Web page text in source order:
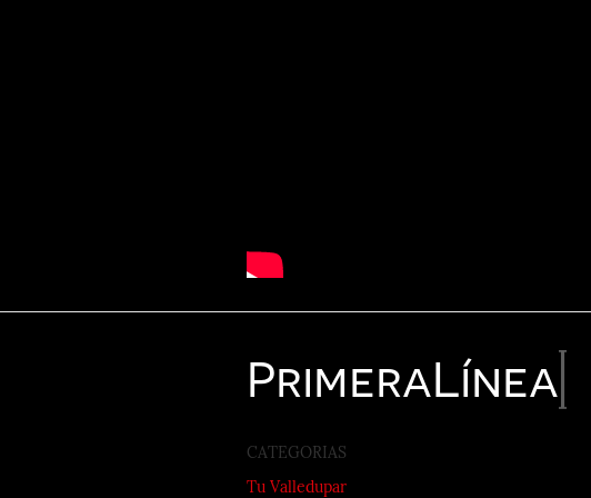
PrimeraLínea
CATEGORIAS
Tu Valledupar